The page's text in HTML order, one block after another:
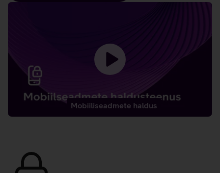
Загрузить
видео
Mobiiliseadmete haldus